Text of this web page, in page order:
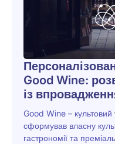
Good Wine:
із
Good Wine –
сформував власну
гастрономії та